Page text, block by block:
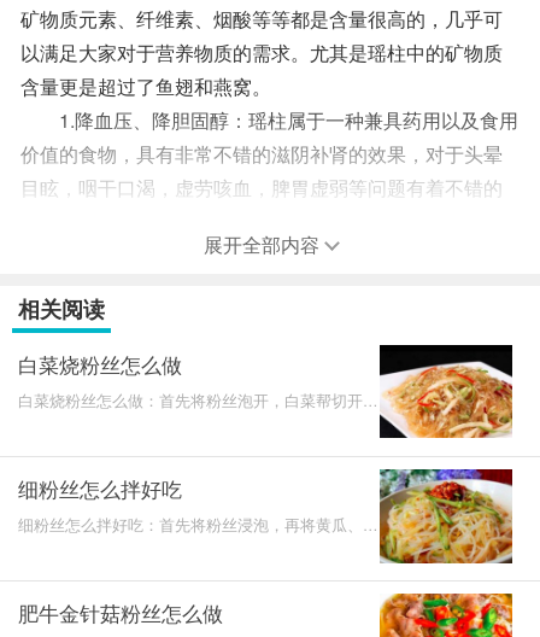
矿物质元素、纤维素、烟酸等等都是含量很高的，几乎可
以满足大家对于营养物质的需求。尤其是瑶柱中的矿物质
含量更是超过了鱼翅和燕窝。
1.降血压、降胆固醇：瑶柱属于一种兼具药用以及食用
价值的食物，具有非常不错的滋阴补肾的效果，对于头晕
目眩，咽干口渴，虚劳咳血，脾胃虚弱等问题有着不错的
着不粗的抗癌、软化血管以及预防动脉硬化等问题。
3.减肥：即便是吃吃很多也不会出现肥胖的情况，这是
因为食材中有着丰富的碳水化合物，同时热量是比较低
瑶柱烧节瓜
材料：节瓜、瑶柱、生姜、葱、盐、蚝油。
做法:1.首先将所有的材料全部准备好。
2.其中将瑶柱清洗干净以后，放入到热水中浸泡5分钟
展开全部内容
相关阅读
白菜烧粉丝怎么做
白菜烧粉丝怎么做：首先将粉丝泡开，白菜帮切开一
细粉丝怎么拌好吃
细粉丝怎么拌好吃：首先将粉丝浸泡，再将黄瓜、胡
肥牛金针菇粉丝怎么做